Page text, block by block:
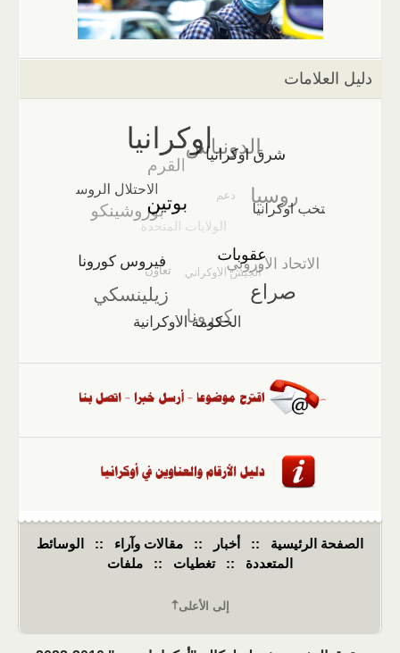
دليل العلامات
الصفحة الرئيسية :: أخبار :: مقالات وآراء ::
الوسائط
المتعددة
:: تغطيات :: ملفات
إلى الأعلى